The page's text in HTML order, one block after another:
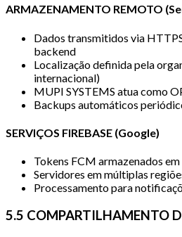
ARMAZENAMENTO REMOTO
Dados transmitidos via
backend
Localização definida pela
internacional)
MUPI SYSTEMS atua como
Backups automáticos
SERVIÇOS FIREBASE (Google)
Tokens FCM armazenados
Servidores em múltiplas
Processamento para
5.5 COMPARTILHAMENTO